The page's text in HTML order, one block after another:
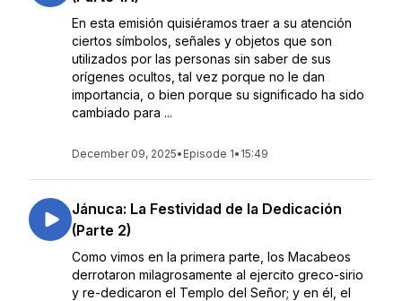
En esta emisión quisiéramos traer a su atención
ciertos símbolos, señales y objetos que son
utilizados por las personas sin saber de sus
orígenes ocultos, tal vez porque no le dan
importancia, o bien porque su significado ha sido
cambiado para ...
December 09, 2025• Episode 1• 15:49
Jánuca: La Festividad de la Dedicación
(Parte 2)
Como vimos en la primera parte, los Macabeos
derrotaron milagrosamente al ejercito greco-sirio
y re-dedicaron el Templo del Señor; y en él, el